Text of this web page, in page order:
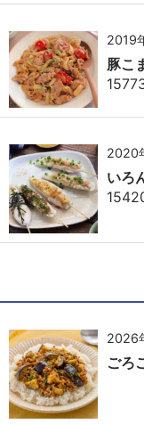
2019
豚こ
2020
いろ
2026
ごろ